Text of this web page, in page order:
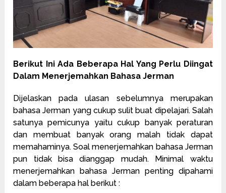
Berikut Ini Ada Beberapa Hal Yang Perlu Diingat
Dalam Menerjemahkan Bahasa Jerman
Dijelaskan pada ulasan sebelumnya merupakan
bahasa Jerman yang cukup sulit buat dipelajari. Salah
satunya pemicunya yaitu cukup banyak peraturan
dan membuat banyak orang malah tidak dapat
memahaminya. Soal menerjemahkan bahasa Jerman
pun tidak bisa dianggap mudah. Minimal waktu
menerjemahkan bahasa Jerman penting dipahami
dalam beberapa hal berikut :